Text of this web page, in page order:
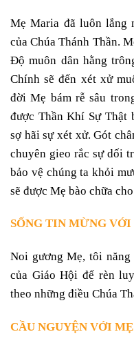
Mẹ Maria đã luôn lắng
của Chúa Thánh Thần.
Độ muôn dân hằng
Chính sẽ đến xét xử
đời Mẹ bám rễ sâu
được Thần Khí Sự Thật
sợ hãi sự xét xử. Gót
chuyên gieo rắc sự dối
bảo vệ chúng ta khỏi
sẽ được Mẹ bào chữa
SỐNG TIN MỪNG VỚI
Noi gương Mẹ, tôi
của Giáo Hội để rèn
theo những điều Chúa
CẦU NGUYỆN VỚI